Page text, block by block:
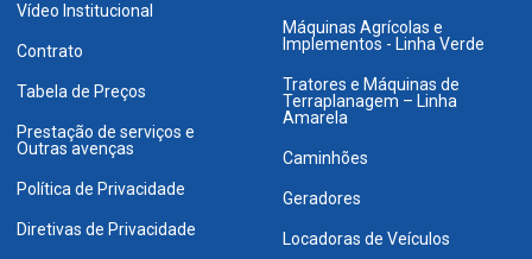
Vídeo Institucional
Contrato
Tabela de Preços
Prestação de serviços e
Outras avenças
Política de Privacidade
Diretivas de Privacidade
Máquinas Agrícolas e
Implementos - Linha Verde
Tratores e Máquinas de
Terraplanagem – Linha
Amarela
Caminhões
Geradores
Locadoras de Veículos